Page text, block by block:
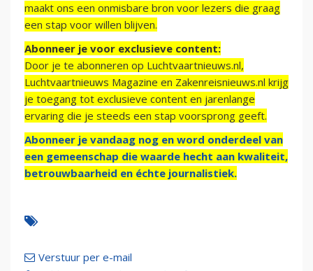
maakt ons een onmisbare bron voor lezers die graag
een stap voor willen blijven.
Abonneer je voor exclusieve content:
Door je te abonneren op Luchtvaartnieuws.nl,
Luchtvaartnieuws Magazine en Zakenreisnieuws.nl krijg
je toegang tot exclusieve content en jarenlange
ervaring die je steeds een stap voorsprong geeft.
Abonneer je vandaag nog en word onderdeel van
een gemeenschap die waarde hecht aan kwaliteit,
betrouwbaarheid en échte journalistiek.
Verstuur per e-mail